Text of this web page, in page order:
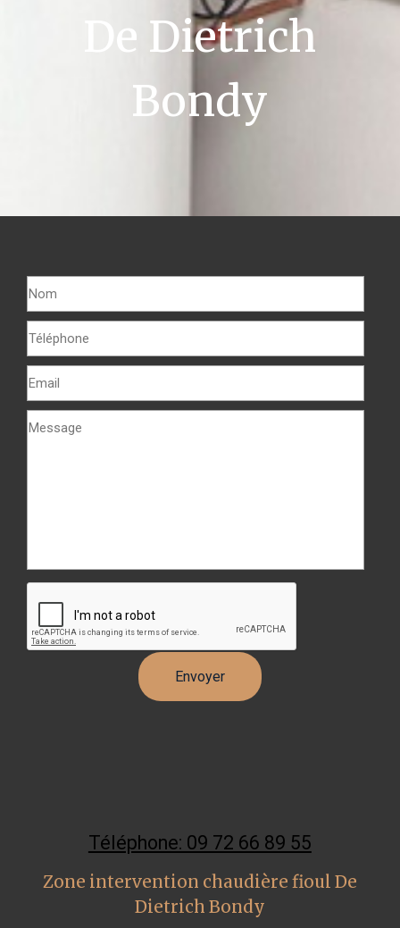
De Dietrich
Bondy
Téléphone: 09 72 66 89 55
Zone intervention chaudière fioul De
Dietrich Bondy